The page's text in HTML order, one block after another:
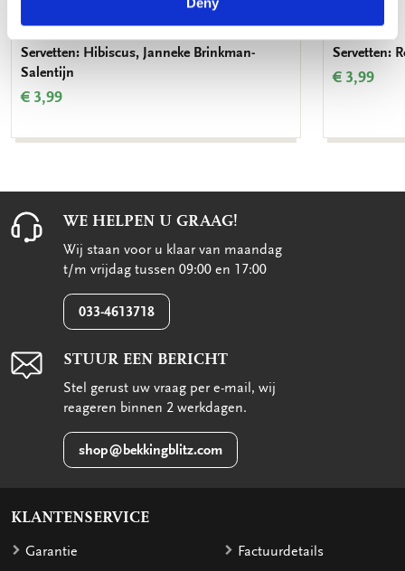
Servetten: Hibiscus, Janneke Brinkman-
Salentijn
€ 3,99
Servetten:
€ 3,99
WE HELPEN U GRAAG!
Wij staan voor u klaar van maandag
t/m vrijdag tussen 09:00 en 17:00
033-4613718
STUUR EEN BERICHT
Stel gerust uw vraag per e-mail, wij
reageren binnen 2 werkdagen.
shop@bekkingblitz.com
KLANTENSERVICE
Garantie
Factuurdetails